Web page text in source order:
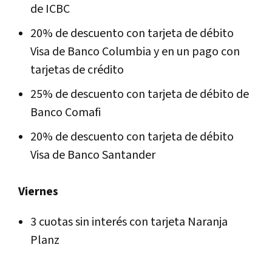
de ICBC
20% de descuento con tarjeta de débito
Visa de Banco Columbia y en un pago con
tarjetas de crédito
25% de descuento con tarjeta de débito de
Banco Comafi
20% de descuento con tarjeta de débito
Visa de Banco Santander
Viernes
3 cuotas sin interés con tarjeta Naranja
Planz